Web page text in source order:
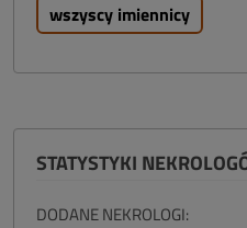
wszyscy imiennicy
STATYSTYKI
DODANE NEKROLOGI: